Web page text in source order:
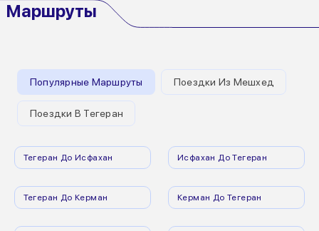
Маршруты
Популярные Маршруты Поездки Из Мешхед
Поездки В Тегеран
Тегеран До Исфахан Исфахан До Тегеран
Тегеран До Керман Керман До Тегеран